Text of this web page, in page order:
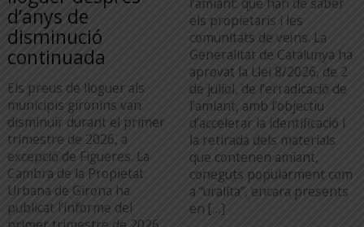
d’anys de
disminució
continuada
Els preus de lloguer als
municipis gironins van
disminuir durant el primer
trimestre de 2026, a
excepció de Figueres. La
Cambra de la Propietat
Urbana de Girona ha
publicat l’informe del
l’amiant: què han de saber
els propietaris i les
comunitats de veïns. La
Generalitat de Catalunya ha
aprovat la Llei 8/2026, de 2
de juliol, de l’erradicació de
l’amiant, amb l’objectiu
d’accelerar la identificació i
la retirada dels materials
que contenen amiant,
coneguts popularment com
a “uralita”, encara presents
en […]